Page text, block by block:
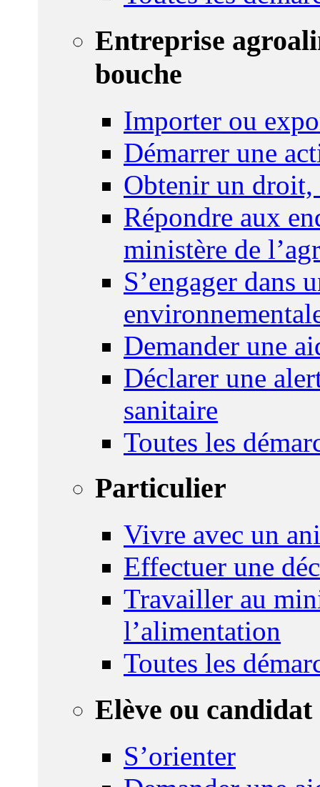
Entreprise
bouche
Importer ou
Démarrer une
Obtenir un droit,
Répondre aux
ministère de
S’engager dans
Demander une
Déclarer une
sanitaire
Toutes les
Particulier
Vivre avec un
Effectuer une
Travailler au
l’alimentation
Toutes les
Elève ou candidat
S’orienter